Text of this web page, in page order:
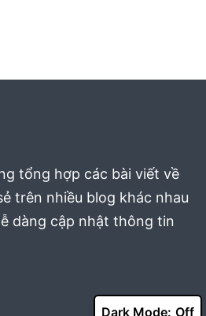
tổng hợp các bài viết về
trên nhiều blog khác nhau
dàng cập nhật thông tin
Dark Mode: